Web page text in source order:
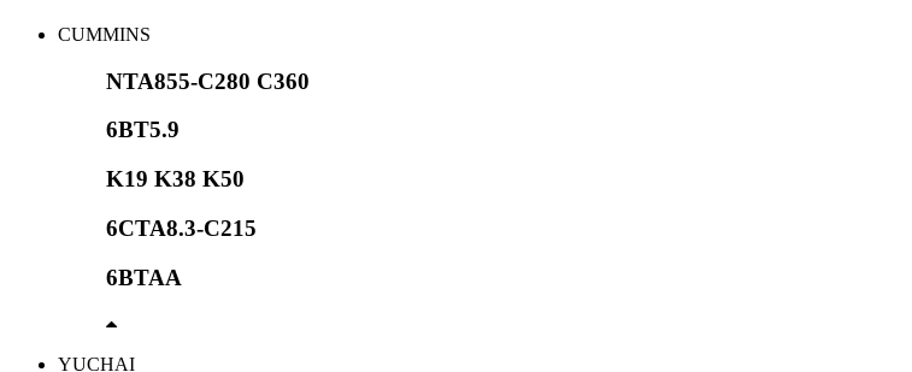
CUMMINS
NTA855-C280 C360
6BT5.9
K19 K38 K50
6CTA8.3-C215
6BTAA
YUCHAI